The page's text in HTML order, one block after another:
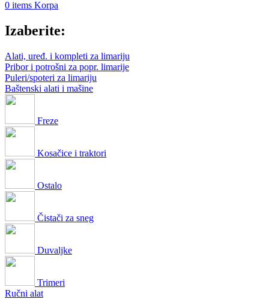
0 items Korpa
Izaberite:
Alati, uređ. i kompleti za limariju
Pribor i potrošni za popr. limarije
Puleri/spoteri za limariju
Baštenski alati i mašine
Freze
Kosačice i traktori
Ostalo
Čistači za sneg
Duvaljke
Trimeri
Ručni alat